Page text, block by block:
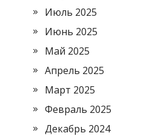
Июль 2025
Июнь 2025
Май 2025
Апрель 2025
Март 2025
Февраль 2025
Декабрь 2024